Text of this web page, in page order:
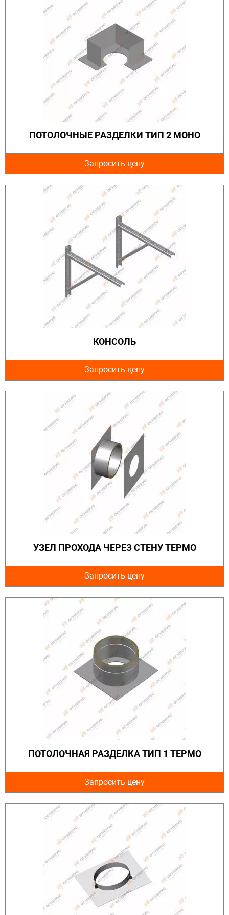
ПОТОЛОЧНЫЕ РАЗДЕЛКИ ТИП 2 МОНО
Запросить цену
КОНСОЛЬ
Запросить цену
УЗЕЛ ПРОХОДА ЧЕРЕЗ СТЕНУ ТЕРМО
Запросить цену
ПОТОЛОЧНАЯ РАЗДЕЛКА ТИП 1 ТЕРМО
Запросить цену